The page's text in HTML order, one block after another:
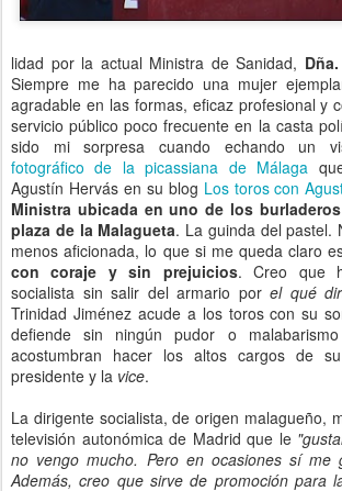
lidad por la actual Ministra de Sanidad,
Siempre me ha parecido una mujer
agradable en las formas, eficaz profesional y
servicio público poco frecuente en la casta
sido mi sorpresa cuando echando un
fotográfico de la picassiana de Málaga
Agustín Hervás en su blog Los toros con
Ministra ubicada en uno de los
plaza de la Malagueta. La guinda del pastel.
menos aficionada, lo que si me queda claro
con coraje y sin prejuicios. Creo que
socialista sin salir del armario por el qué
Trinidad Jiménez acude a los toros con su
defiende sin ningún pudor o
acostumbran hacer los altos cargos de
presidente y la vice.
La dirigente socialista, de origen malagueño,
televisión autonómica de Madrid que le
no vengo mucho. Pero en ocasiones sí me
Además, creo que sirve de promoción para